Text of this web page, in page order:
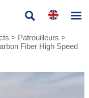
 
> Patrouilleurs >
Fiber High Speed